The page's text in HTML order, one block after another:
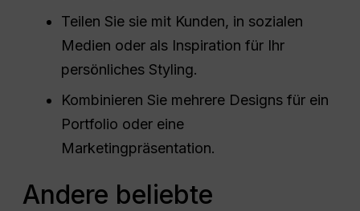
Teilen Sie sie mit Kunden, in sozialen
Medien oder als Inspiration für Ihr
persönliches Styling.
Kombinieren Sie mehrere Designs für ein
Portfolio oder eine
Marketingpräsentation.
Andere beliebte